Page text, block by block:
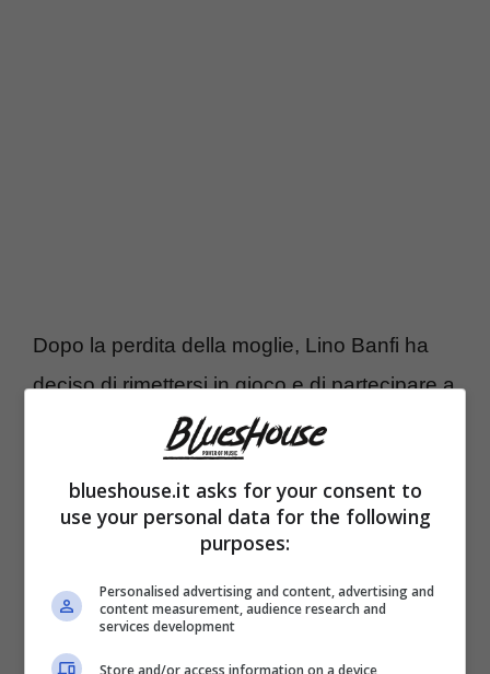
Dopo la perdita della moglie, Lino Banfi ha
deciso di rimettersi in gioco e di partecipare a
‘Ballando con le stelle’. Il noto attore ha fatto
coppia con Alessandra Tripoli: tanta la
commozione dopo ogni coreografia portata
in pista. Il nativo di Andria ha però deciso di
lasciare anzitempo lo show. “ Cosa potrei
ottenere di più io di tutto quello che ho
ricevuto in queste tre puntate?
Voglio
blueshouse.it asks for your consent to
use your personal data for the following
purposes:
Personalised advertising and content, advertising and
content measurement, audience research and
services development
Store and/or access information on a device